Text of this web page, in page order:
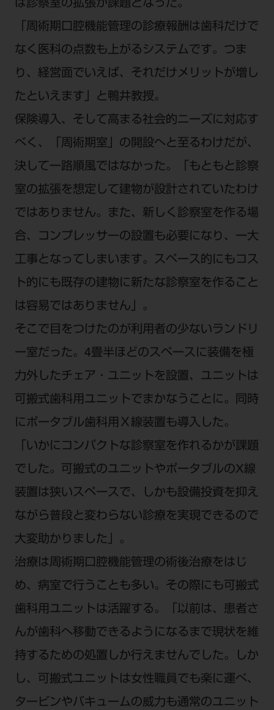
は診察室の拡張が課題となった。
「周術期口腔機能管理の診療報酬は歯科だけで
なく医科の点数も上がるシステムです。つま
り、経営面でいえば、それだけメリットが増し
たといえます」と鴨井教授。
保険導入、そして高まる社会的ニーズに対応す
べく、「周術期室」の開設へと至るわけだが、
決して一路順風ではなかった。「もともと診察
室の拡張を想定して建物が設計されていたわけ
ではありません。また、新しく診察室を作る場
合、コンプレッサーの設置も必要になり、一大
工事となってしまいます。スペース的にもコス
ト的にも既存の建物に新たな診察室を作ること
は容易ではありません」。
そこで目をつけたのが利用者の少ないランドリ
ー室だった。4畳半ほどのスペースに装備を極
力外したチェア・ユニットを設置、ユニットは
可搬式歯科用ユニットでまかなうことに。同時
にポータブル歯科用Ｘ線装置も導入した。
「いかにコンパクトな診察室を作れるかが課題
でした。可搬式のユニットやポータブルのX線
装置は狭いスペースで、しかも設備投資を抑え
ながら普段と変わらない診療を実現できるので
大変助かりました」。
治療は周術期口腔機能管理の術後治療をはじ
め、病室で行うことも多い。その際にも可搬式
歯科用ユニットは活躍する。「以前は、患者さ
んが歯科へ移動できるようになるまで現状を維
持するための処置しか行えませんでした。しか
し、可搬式ユニットは女性職員でも楽に運べ、
タービンやバキュームの威力も通常のユニット